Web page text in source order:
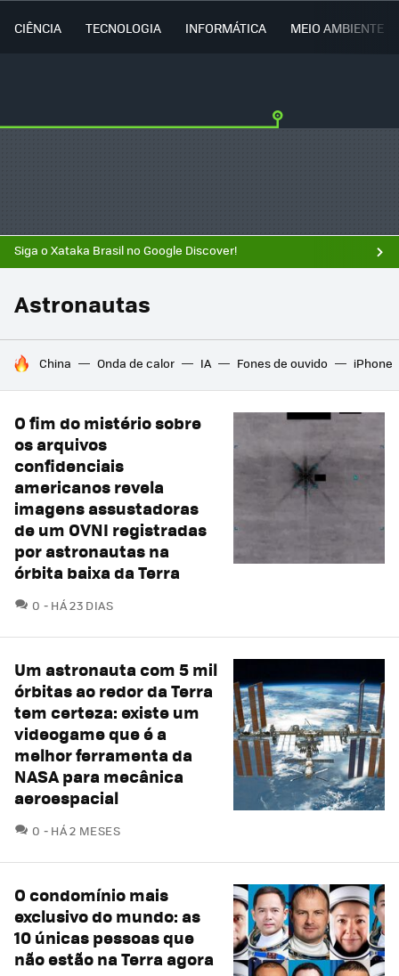
CIÊNCIA TECNOLOGIA INFORMÁTICA MEIO AMBIENTE
Siga o Xataka Brasil no Google Discover!
Astronautas
TENDÊNCIAS DO DIA
China Onda de calor IA Fones de ouvido iPhone
O fim do mistério sobre
os arquivos
confidenciais
americanos revela
imagens assustadoras
de um OVNI registradas
por astronautas na
órbita baixa da Terra
0 COMENTÁRIOS
HÁ 23 DIAS
Um astronauta com 5 mil
órbitas ao redor da Terra
tem certeza: existe um
videogame que é a
melhor ferramenta da
NASA para mecânica
aeroespacial
0 COMENTÁRIOS
HÁ 2 MESES
O condomínio mais
exclusivo do mundo: as
10 únicas pessoas que
não estão na Terra agora